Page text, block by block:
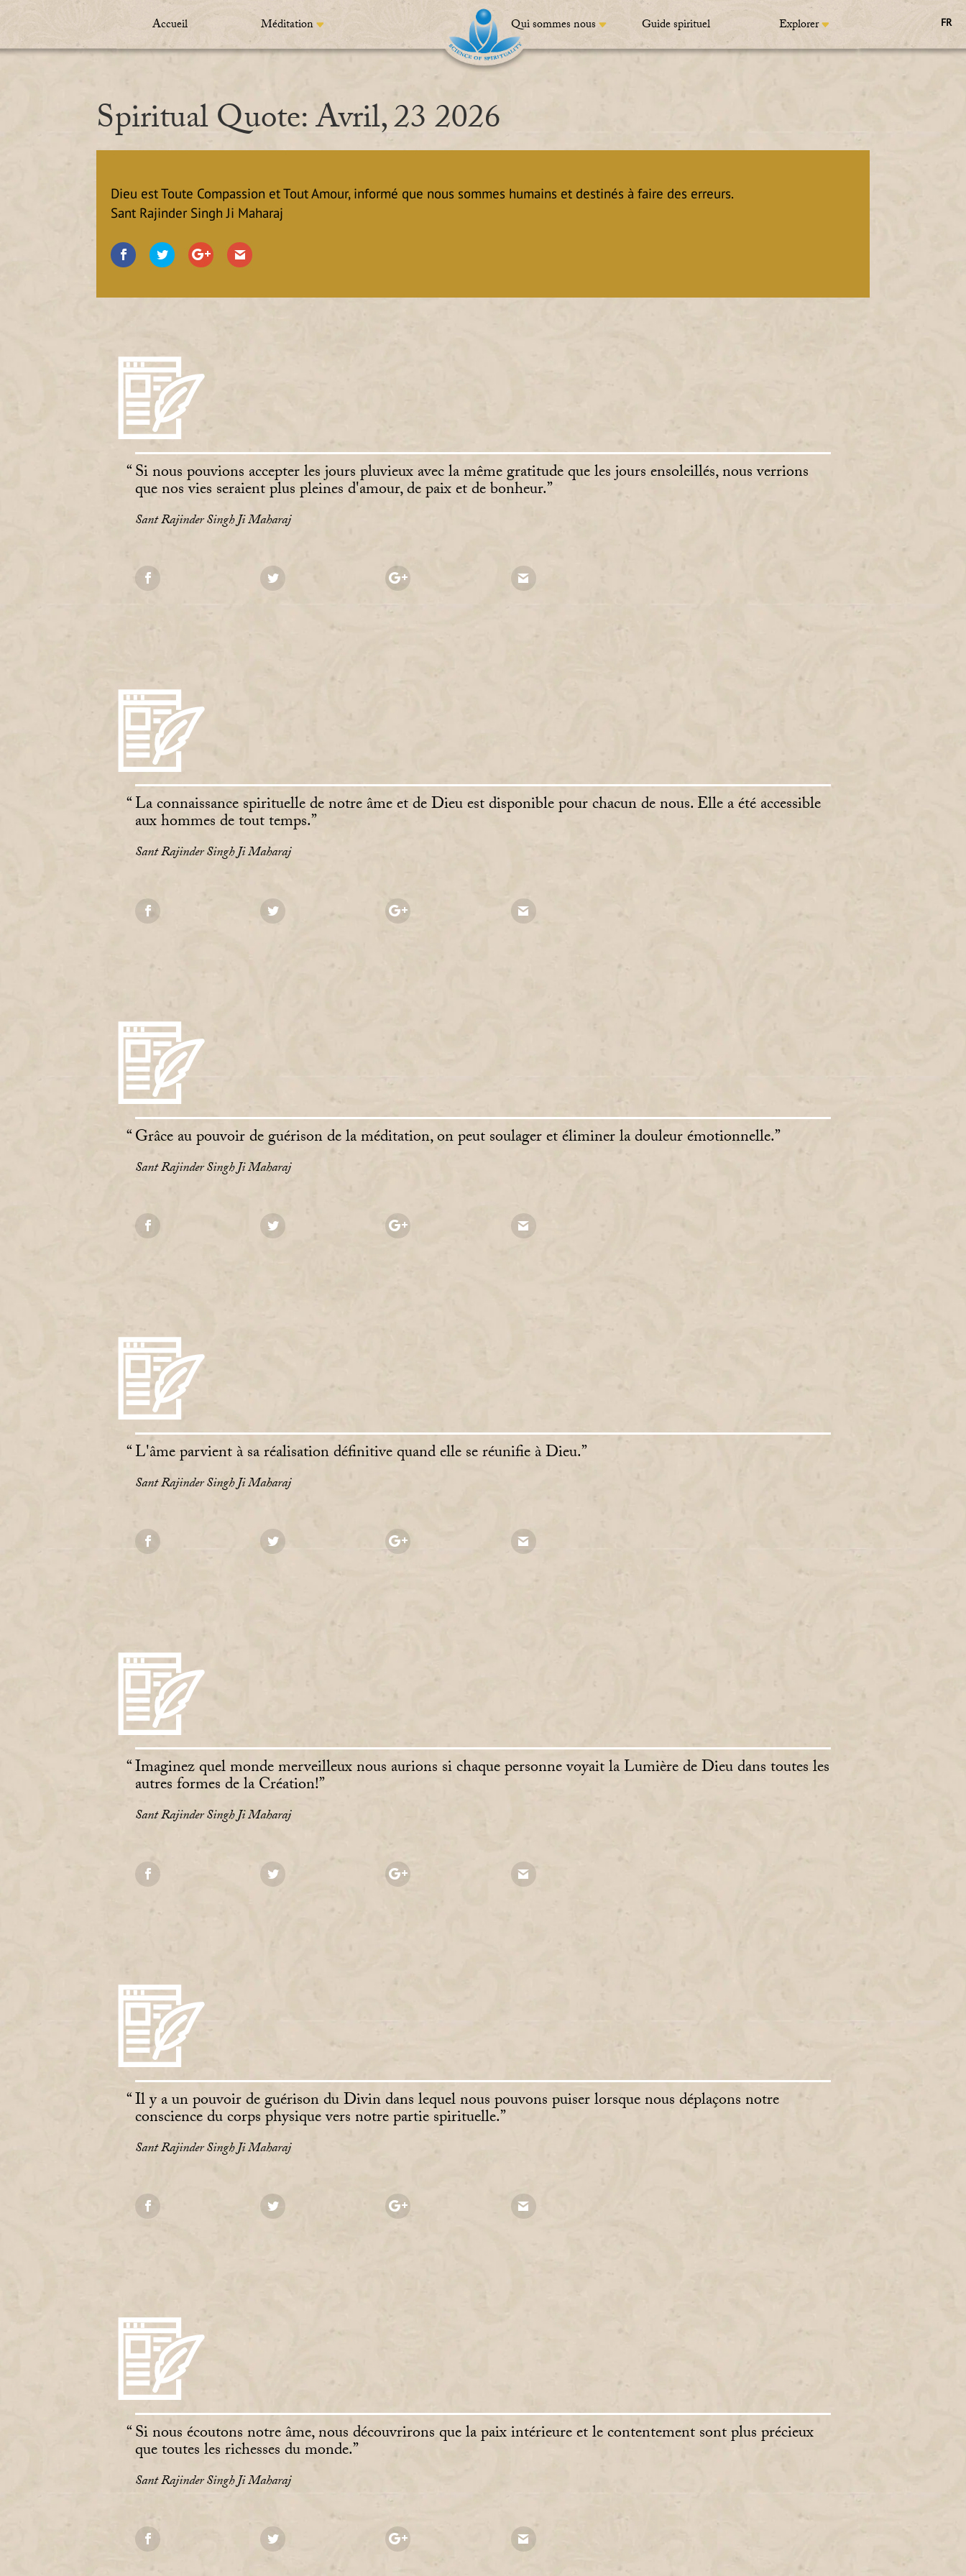
Accueil Méditation Qui sommes nous Guide spirituel Explorer FR
Spiritual Quote: Avril, 23 2026
Dieu est Toute Compassion et Tout Amour, informé que nous sommes humains et destinés à faire des erreurs.
Sant Rajinder Singh Ji Maharaj
Si nous pouvions accepter les jours pluvieux avec la même gratitude que les jours ensoleillés, nous verrions
que nos vies seraient plus pleines d'amour, de paix et de bonheur.
Sant Rajinder Singh Ji Maharaj
La connaissance spirituelle de notre âme et de Dieu est disponible pour chacun de nous. Elle a été accessible
aux hommes de tout temps.
Sant Rajinder Singh Ji Maharaj
Grâce au pouvoir de guérison de la méditation, on peut soulager et éliminer la douleur émotionnelle.
Sant Rajinder Singh Ji Maharaj
L'âme parvient à sa réalisation définitive quand elle se réunifie à Dieu.
Sant Rajinder Singh Ji Maharaj
Imaginez quel monde merveilleux nous aurions si chaque personne voyait la Lumière de Dieu dans toutes les
autres formes de la Création!
Sant Rajinder Singh Ji Maharaj
Il y a un pouvoir de guérison du Divin dans lequel nous pouvons puiser lorsque nous déplaçons notre
conscience du corps physique vers notre partie spirituelle.
Sant Rajinder Singh Ji Maharaj
Si nous écoutons notre âme, nous découvrirons que la paix intérieure et le contentement sont plus précieux
que toutes les richesses du monde.
Sant Rajinder Singh Ji Maharaj